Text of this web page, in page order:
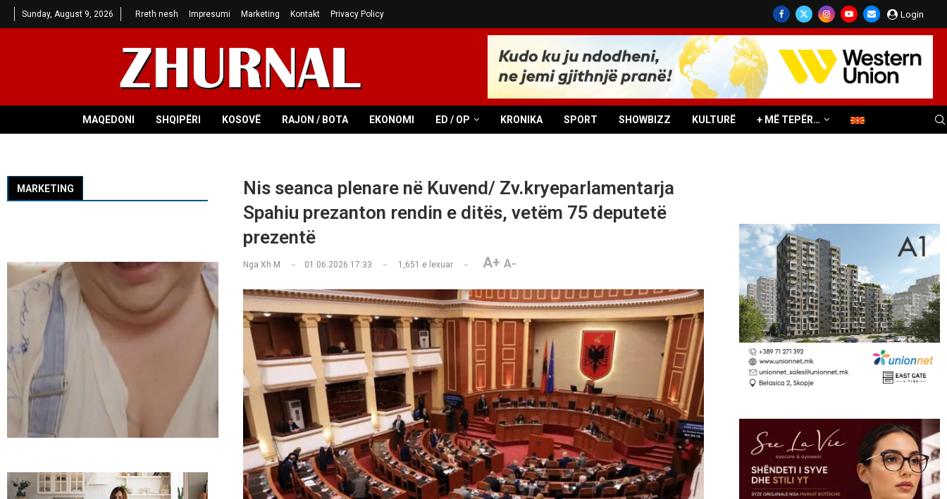
Sunday, August 9, 2026 Rreth nesh Impresumi Marketing Kontakt Privacy Policy Login
MAQEDONI SHQIPËRI KOSOVË RAJON / BOTA EKONOMI ED / OP KRONIKA SPORT SHOWBIZZ KULTURË + MË TEPËR…
Nis seanca plenare në Kuvend/ Zv.kryeparlamentarja
Spahiu prezanton rendin e ditës, vetëm 75 deputetë
prezentë
Nga Xh M 01.06.2026 17:33 1,651 e lexuar A+ A-
MARKETING